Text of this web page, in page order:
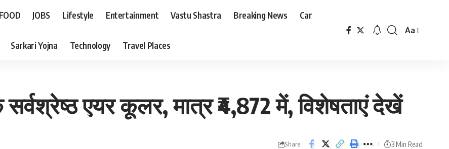
FOOD JOBS Lifestyle Entertainment Vastu Shastra Breaking News Car
Sarkari Yojna Technology Travel Places
Font
Aa
एयर कूलर, मात्र ₹4,872 में, विशेषताएं देखें
Share 3 Min Read